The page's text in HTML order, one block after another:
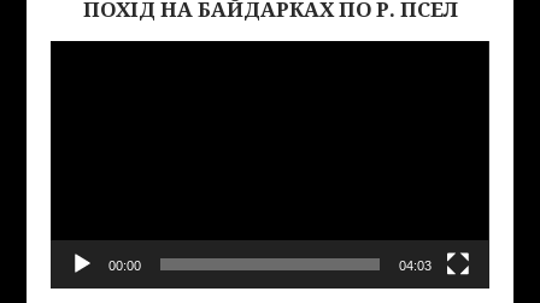
ПОХІД НА БАЙДАРКАХ ПО Р. ПСЕЛ
00:00 04:03